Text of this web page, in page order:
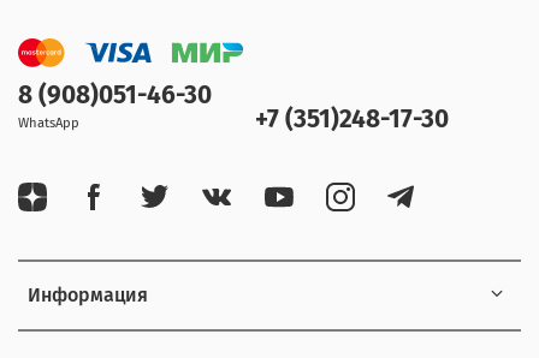
Информация
8 (908)051-46-30
WhatsApp +7 (351)248-17-30